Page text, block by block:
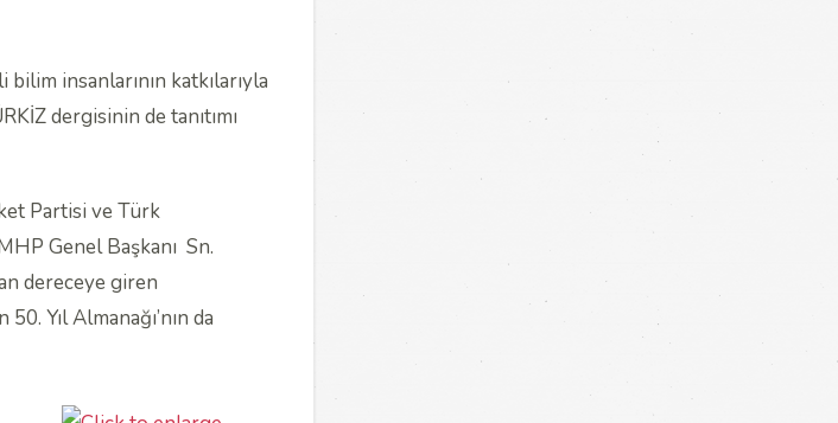
insanlarının katkılarıyla
dergisinin de tanıtımı
Partisi ve Türk
Genel Başkanı Sn.
dereceye giren
Yıl Almanağı’nın da